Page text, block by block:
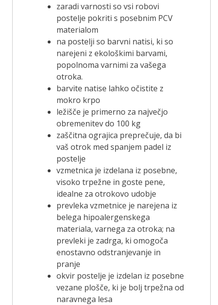
zaradi varnosti so vsi robovi
postelje pokriti s posebnim PCV
materialom
na postelji so barvni natisi, ki so
narejeni z ekološkimi barvami,
popolnoma varnimi za vašega
otroka.
barvite natise lahko očistite z
mokro krpo
ležišče je primerno za največjo
obremenitev do 100 kg
zaščitna ograjica preprečuje, da bi
vaš otrok med spanjem padel iz
postelje
vzmetnica je izdelana iz posebne,
visoko trpežne in goste pene,
idealne za otrokovo udobje
prevleka vzmetnice je narejena iz
belega hipoalergenskega
materiala, varnega za otroka; na
prevleki je zadrga, ki omogoča
enostavno odstranjevanje in
pranje
okvir postelje je izdelan iz posebne
vezane plošče, ki je bolj trpežna od
naravnega lesa